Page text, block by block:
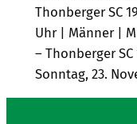
Thonberger SC
Uhr | Männer |
– Thonberger SC
Sonntag, 23.